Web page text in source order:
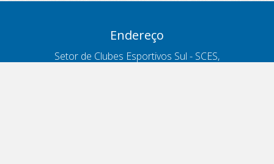
Endereço
Setor de Clubes Esportivos Sul - SCES,